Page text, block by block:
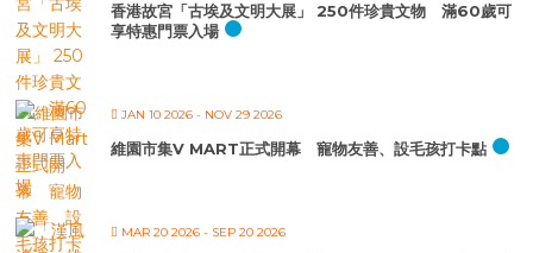
香港故宮「古埃及文明大展」 250件珍貴文物 滿60歲可
享特惠門票入場
JAN 10 2026 - NOV 29 2026
維園市集V MART正式開幕 寵物友善、設毛孩打卡點
MAR 20 2026 - SEP 20 2026